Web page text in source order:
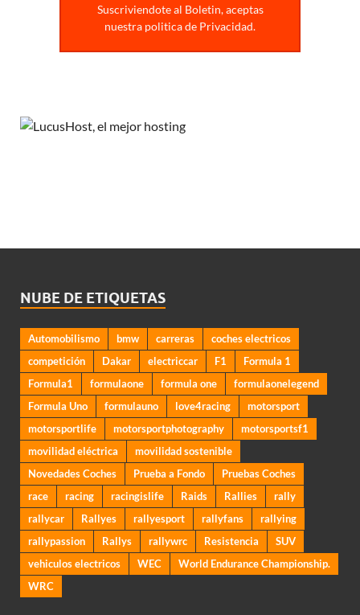
Suscriviendote al Boletin, aceptas
nuestra politica de Privacidad.
NUBE DE ETIQUETAS
Automobilismo bmw carreras
coches electricos
competición
Dakar electriccar F1
Formula 1
Formula1
formulaone formula one
formulaonelegend
Formula Uno
formulauno love4racing
motorsport
motorsportlife
motorsportphotography
motorsportsf1
movilidad eléctrica
movilidad sostenible
Novedades Coches
Prueba a Fondo
Pruebas Coches
race
racing racingislife Raids Rallies
rally
rallycar
Rallyes rallyesport rallyfans
rallying
rallypassion
Rallys rallywrc Resistencia
SUV
vehiculos electricos
WEC
World Endurance Championship.
WRC